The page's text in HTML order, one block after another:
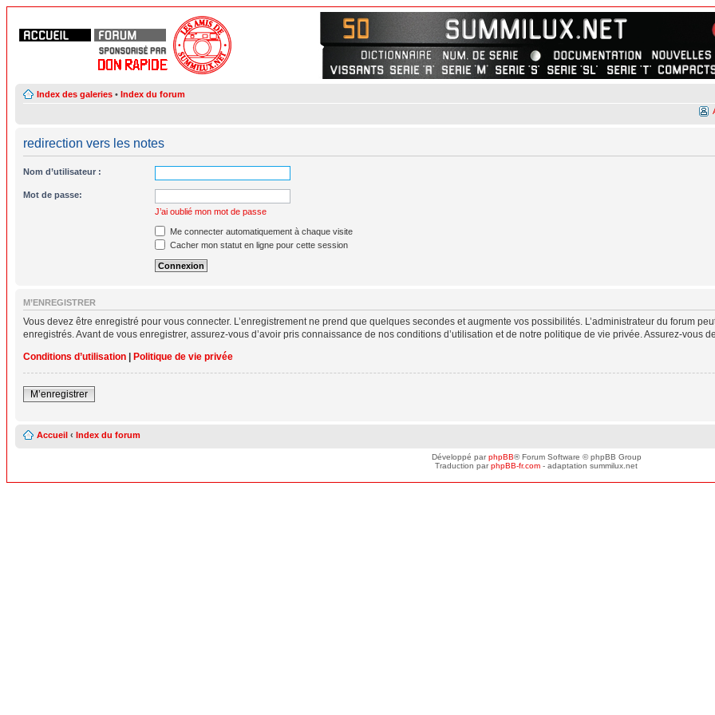
Index des galeries • Index du forum
redirection vers les notes
Nom d’utilisateur :
Mot de passe:
J’ai oublié mon mot de passe
Me connecter automatiquement à chaque visite
Cacher mon statut en ligne pour cette session
M’ENREGISTRER
Vous devez être enregistré pour vous connecter. L’enregistrement ne prend que quelques secondes et augmente vos possibilités. L’administrateur du forum
enregistrés. Avant de vous enregistrer, assurez-vous d’avoir pris connaissance de nos conditions d’utilisation et de notre politique de vie privée. Assurez-vous
Conditions d’utilisation | Politique de vie privée
M’enregistrer
Accueil ‹ Index du forum
Développé parphpBB® Forum Software © phpBB Group
Traduction parphpBB-fr.com - adaptation summilux.net